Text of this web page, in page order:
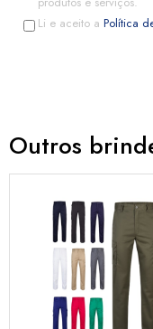
Li e aceito a Política
Outros